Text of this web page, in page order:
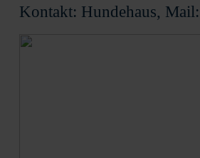
Kontakt: Hundehaus,